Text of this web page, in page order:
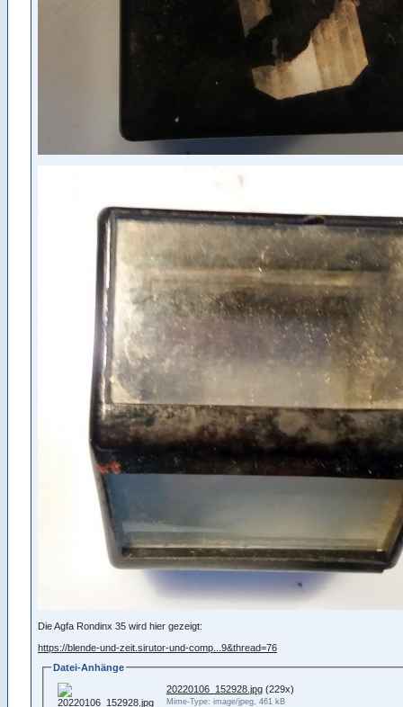
Die Agfa Rondinx 35 wird hier gezeigt:
https://blende-und-zeit.sirutor-und-comp...9&thread=76
Datei-Anhänge
20220106_152928.jpg (229x)
Mime-Type: image/jpeg, 461 kB